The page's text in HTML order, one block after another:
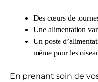
Des cœurs de
Une alimentation
Un poste
même pour les
En prenant soin de